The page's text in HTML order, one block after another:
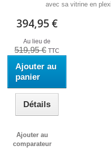
avec sa vitrine en
394,95 €
Au lieu de
519,95 € TTC
Ajouter au
panier
Détails
Ajouter au
comparateur